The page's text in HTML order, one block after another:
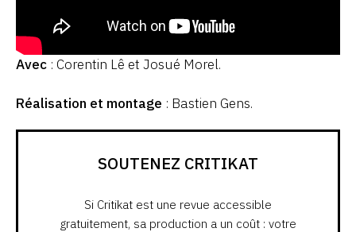
Avec : Corentin Lê et Josué Morel.
Réalisation et montage : Bastien Gens.
SOUTENEZ CRITIKAT
Si Critikat est une revue accessible
gratuitement, sa production a un coût : votre